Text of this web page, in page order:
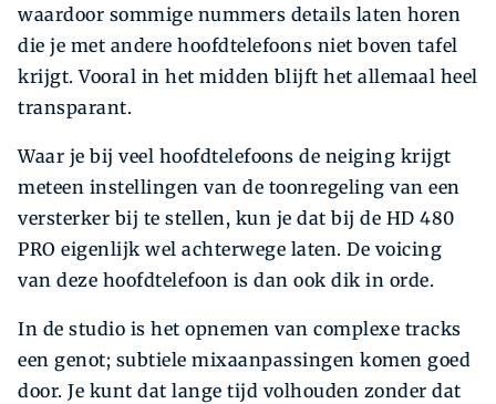
waardoor sommige nummers details laten horen
die je met andere hoofdtelefoons niet boven tafel
krijgt. Vooral in het midden blijft het allemaal heel
transparant.
Waar je bij veel hoofdtelefoons de neiging krijgt
meteen instellingen van de toonregeling van een
versterker bij te stellen, kun je dat bij de HD 480
PRO eigenlijk wel achterwege laten. De voicing
van deze hoofdtelefoon is dan ook dik in orde.
In de studio is het opnemen van complexe tracks
een genot; subtiele mixaanpassingen komen goed
door. Je kunt dat lange tijd volhouden zonder dat